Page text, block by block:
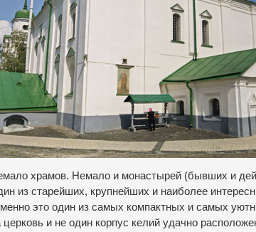
храмов. Немало и монастырей (бывших и
из старейших, крупнейших и наиболее
это один из самых компактных и самых
церковь и не один корпус келий удачно